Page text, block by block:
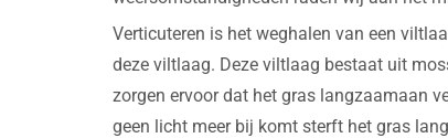
Verticuteren is het weghalen van een
deze viltlaag. Deze viltlaag bestaat uit
zorgen ervoor dat het gras langzaamaan
geen licht meer bij komt sterft het gras